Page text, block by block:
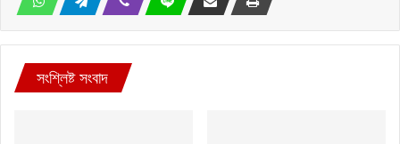
সংশ্লিষ্ট সংবাদ